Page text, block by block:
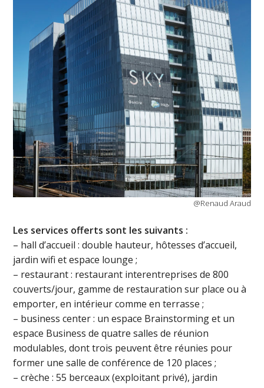
@Renaud Araud
Les services offerts sont les suivants :
– hall d’accueil : double hauteur, hôtesses d’accueil,
jardin wifi et espace lounge ;
– restaurant : restaurant interentreprises de 800
couverts/jour, gamme de restauration sur place ou à
emporter, en intérieur comme en terrasse ;
– business center : un espace Brainstorming et un
espace Business de quatre salles de réunion
modulables, dont trois peuvent être réunies pour
former une salle de conférence de 120 places ;
– crèche : 55 berceaux (exploitant privé), jardin